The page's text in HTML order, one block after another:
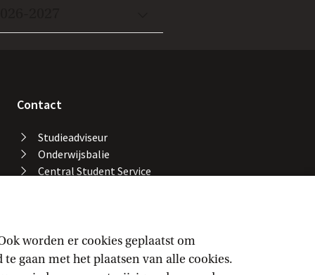
worden er cookies geplaatst om
gaan met het plaatsen van alle cookies.
Contact
Studieadviseur
Onderwijsbalie
Central Student Service
Facility Services
Locaties en gebouwen
UvA-alarmnummer